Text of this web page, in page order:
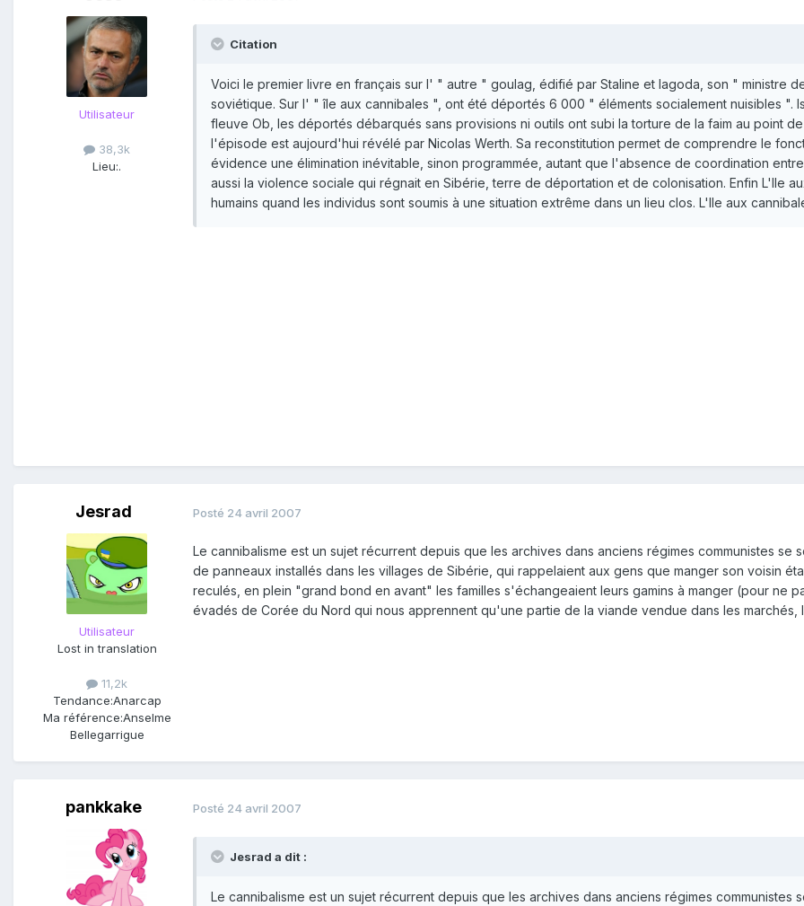
Utilisateur
38,3k
Lieu:.
Citation
Voici le premier livre en français sur l' " autre " goulag, édifié par Staline et Iagoda, son " ministre
soviétique. Sur l' " île aux cannibales ", ont été déportés 6 000 " éléments socialement nuisibles ".
fleuve Ob, les déportés débarqués sans provisions ni outils ont subi la torture de la faim au point
l'épisode est aujourd'hui révélé par Nicolas Werth. Sa reconstitution permet de comprendre le
évidence une élimination inévitable, sinon programmée, autant que l'absence de coordination
aussi la violence sociale qui régnait en Sibérie, terre de déportation et de colonisation. Enfin L'Ile
humains quand les individus sont soumis à une situation extrême dans un lieu clos. L'lle aux
Jesrad
Utilisateur
Lost in translation
11,2k
Tendance:Anarcap
Ma référence:Anselme
Bellegarrigue
Posté 24 avril 2007
Le cannibalisme est un sujet récurrent depuis que les archives dans anciens régimes communistes se
de panneaux installés dans les villages de Sibérie, qui rappelaient aux gens que manger son voisin
reculés, en plein "grand bond en avant" les familles s'échangeaient leurs gamins à manger (pour ne
évadés de Corée du Nord qui nous apprennent qu'une partie de la viande vendue dans les marchés,
pankkake Posté 24 avril 2007
Jesrad a dit :
Le cannibalisme est un sujet récurrent depuis que les archives dans anciens régimes communistes